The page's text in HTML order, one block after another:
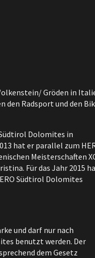
Gröden in
den Radsport und den
Dolomites in
hat er parallel zum
Meisterschaften
Für das Jahr 2015
Südtirol Dolomites
und darf nur nach
benutzt werden. Der
dem Gesetz